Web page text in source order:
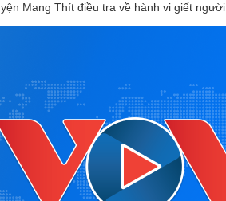
Mang Thít điều tra về hành vi giết người.